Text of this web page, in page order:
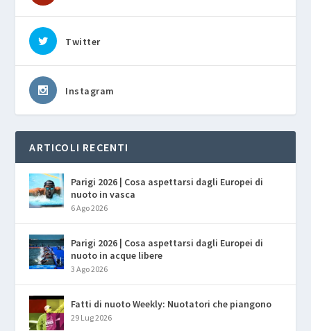
Twitter
Instagram
ARTICOLI RECENTI
Parigi 2026 | Cosa aspettarsi dagli Europei di
nuoto in vasca
6 Ago 2026
Parigi 2026 | Cosa aspettarsi dagli Europei di
nuoto in acque libere
3 Ago 2026
Fatti di nuoto Weekly: Nuotatori che piangono
29 Lug 2026